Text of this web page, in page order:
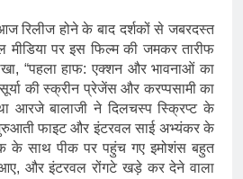
रिलीज होने के बाद दर्शकों से जबरदस्त
मीडिया पर इस फिल्म की जमकर तारीफ
“पहला हाफ: एक्शन और भावनाओं का
की स्क्रीन प्रेजेंस और करप्पसामी का
आरजे बालाजी ने दिलचस्प स्क्रिप्ट के
फाइट और इंटरवल साई अभ्यंकर के
के साथ पीक पर पहुंच गए इमोशंस बहुत
और इंटरवल रोंगटे खड़े कर देने वाला